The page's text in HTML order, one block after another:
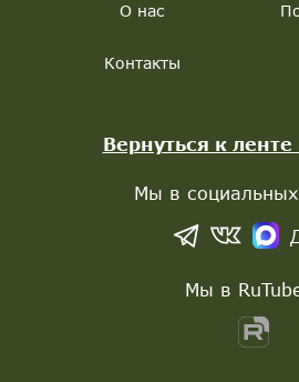
О нас
Контакты
Вернуться к ленте
Мы в социальных
Мы в